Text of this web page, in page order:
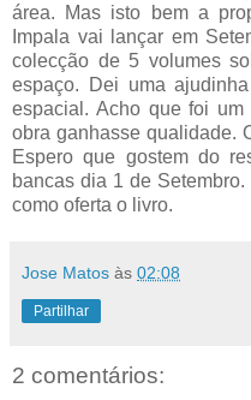
área. Mas isto bem a
Impala vai lançar em
colecção de 5 volumes
espaço. Dei uma
espacial. Acho que foi
obra ganhasse qualidade.
Espero que gostem do
bancas dia 1 de
como oferta o livro.
Jose Matos às 02:08
Partilhar
2 comentários: